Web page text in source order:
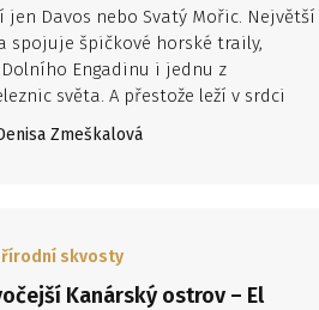
jen Davos nebo Svatý Mořic. Největší
spojuje špičkové horské traily,
Engadinu i jednu z
světa. A přestože leží v srdci
dobře dostupný – ze
dojedete autem přibližně za šest
Zmeškalová
skvosty
Kanárský ostrov – El